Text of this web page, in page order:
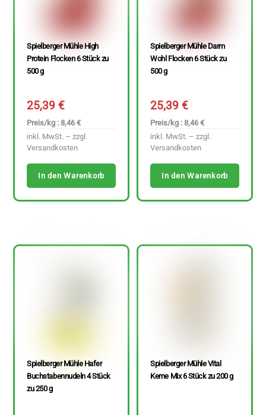
Spielberger Mühle High
Protein Flocken 6 Stück zu
500 g
25,39€
Preis/kg : 8,46 €
inkl. MwSt. – zzgl.
Versandkosten
In den Warenkorb
Spielberger Mühle Darm
Wohl Flocken 6 Stück zu
500 g
25,39€
Preis/kg : 8,46 €
inkl. MwSt. – zzgl.
Versandkosten
In den Warenkorb
Spielberger Mühle Hafer
Buchstabennudeln 4 Stück
zu 250 g
Spielberger Mühle Vital
Kerne Mix 6 Stück zu 200 g